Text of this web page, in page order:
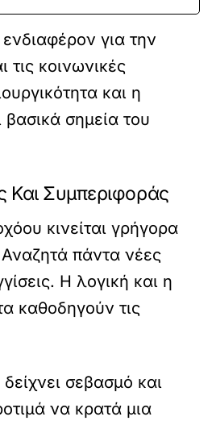
για την
τις κοινωνικές
και η
βασικά σημεία του
Και Συμπεριφοράς
κινείται γρήγορα
Αναζητά πάντα νέες
Η λογική και η
καθοδηγούν τις
δείχνει σεβασμό και
να κρατά μια